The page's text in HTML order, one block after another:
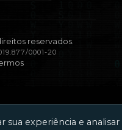
reservados.
0001-20
sua experiência e analisar